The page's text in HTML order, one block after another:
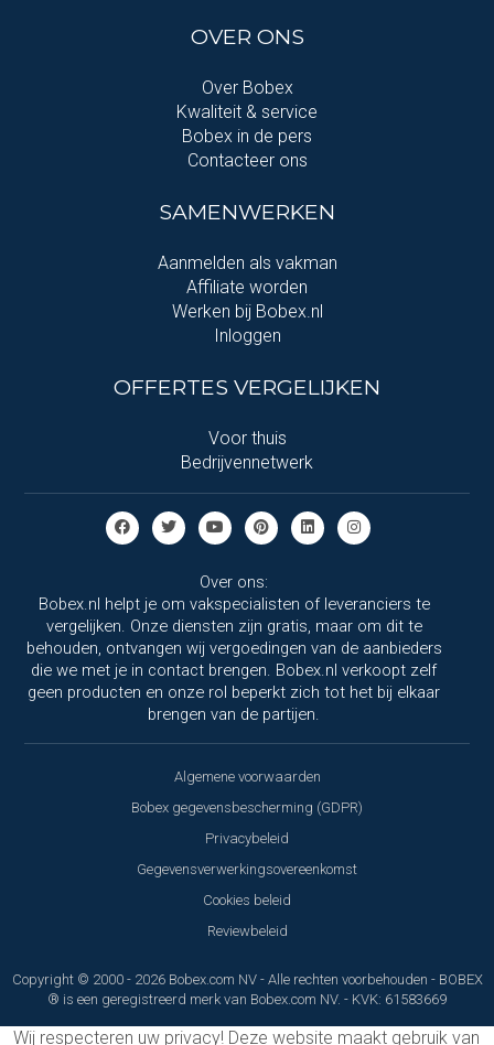
OVER ONS
Over Bobex
Kwaliteit & service
Bobex in de pers
Contacteer ons
SAMENWERKEN
Aanmelden als vakman
Affiliate worden
Werken bij Bobex.nl
Inloggen
OFFERTES VERGELIJKEN
Voor thuis
Bedrijvennetwerk
Over ons:
Bobex.nl helpt je om vakspecialisten of leveranciers te
vergelijken. Onze diensten zijn gratis, maar om dit te
behouden, ontvangen wij vergoedingen van de aanbieders
die we met je in contact brengen. Bobex.nl verkoopt zelf
geen producten en onze rol beperkt zich tot het bij elkaar
brengen van de partijen.
Algemene voorwaarden
Bobex gegevensbescherming (GDPR)
Privacybeleid
Gegevensverwerkingsovereenkomst
Cookies beleid
Reviewbeleid
Copyright © 2000 - 2026 Bobex.com NV - Alle rechten voorbehouden - BOBEX
® is een geregistreerd merk van Bobex.com NV. - KVK: 61583669
Wij respecteren uw privacy! Deze website maakt gebruik van